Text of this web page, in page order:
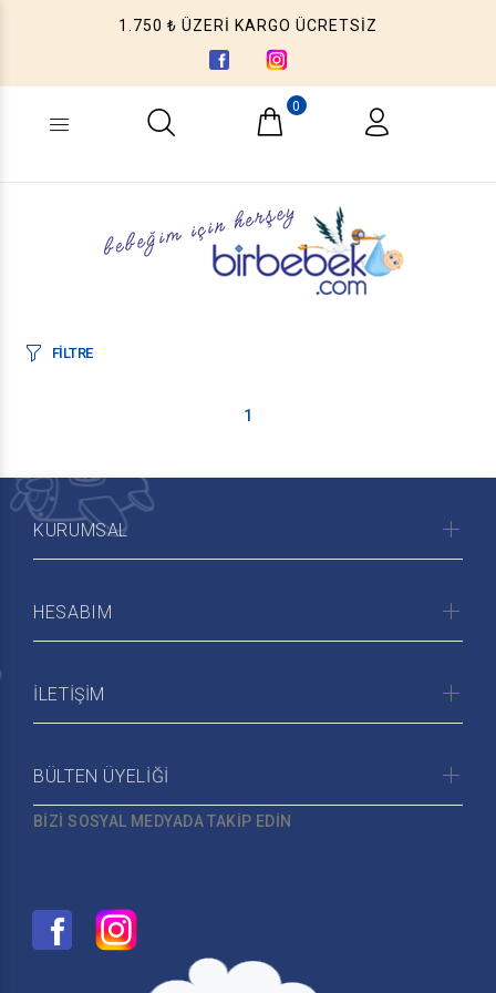
1.750 ₺ ÜZERİ KARGO ÜCRETSİZ
Ne aramıştınız? (Ürün, Kategori ...)
0
FİLTRE
1
KURUMSAL
HESABIM
İLETİŞİM
BÜLTEN ÜYELİĞİ
BİZİ SOSYAL MEDYADA TAKİP EDİN